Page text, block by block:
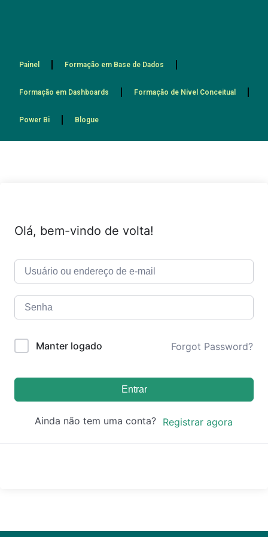
Painel Formação em Base de Dados
Formação em Dashboards Formação de Nível Conceitual
Power Bi Blogue
Olá, bem-vindo de volta!
Manter logado Forgot Password?
Entrar
Ainda não tem uma conta? Registrar agora